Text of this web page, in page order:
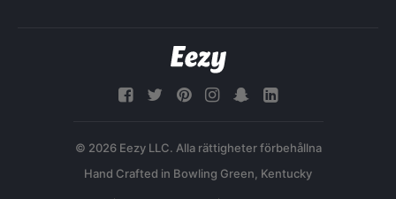
© 2026 Eezy LLC. Alla rättigheter förbehållna